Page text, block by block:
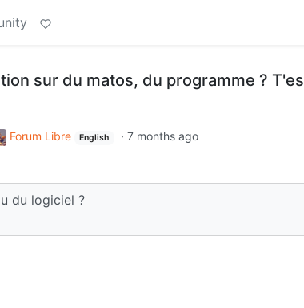
sur du matos, du programme ? T'es
Forum Libre English ·7 months ago
du logiciel ?